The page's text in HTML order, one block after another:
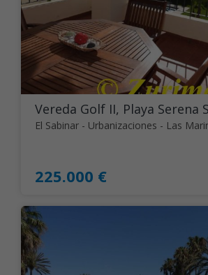
Vereda Golf II, Playa Serena
225.000 €